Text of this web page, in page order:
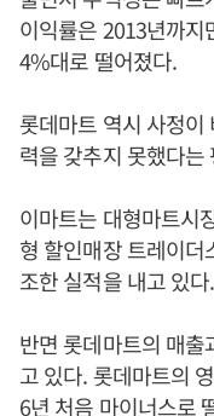
이익률은 2013년까
4%대로 떨어졌다.
롯데마트 역시 사정이
력을 갖추지 못했다는
이마트는 대형마트시
형 할인매장 트레이
조한 실적을 내고 있다.
반면 롯데마트의 매
고 있다. 롯데마트의
6년 처음 마이너스로